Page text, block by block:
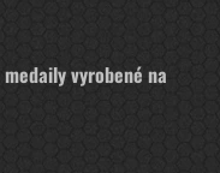
vyrobené na